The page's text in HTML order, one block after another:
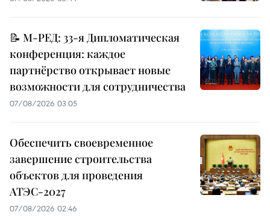
📝 М-РЕД: 33-я Дипломатическая
конференция: каждое
партнёрство открывает новые
возможности для сотрудничества
07/08/2026 03:05
Обеспечить своевременное
завершение строительства
объектов для проведения
АТЭС-2027
07/08/2026 02:46